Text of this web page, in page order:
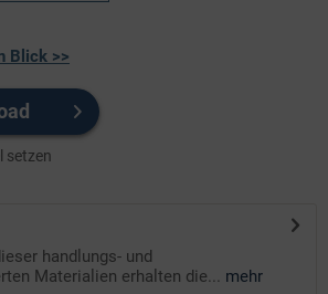
Blick >>
setzen
handlungs- und
Materialien erhalten die... mehr